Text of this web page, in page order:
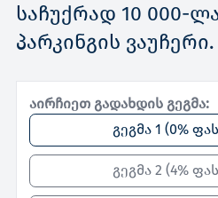
საჩუქრად 10 000-
პარკინგის ვაუჩერი.
აირჩიეთ გადახდის გეგმა:
გეგმა 1 (0%
გეგმა 2 (4%